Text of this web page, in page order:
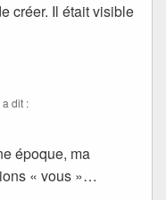
créer. Il était visible
a dit :
époque, ma
« vous »…